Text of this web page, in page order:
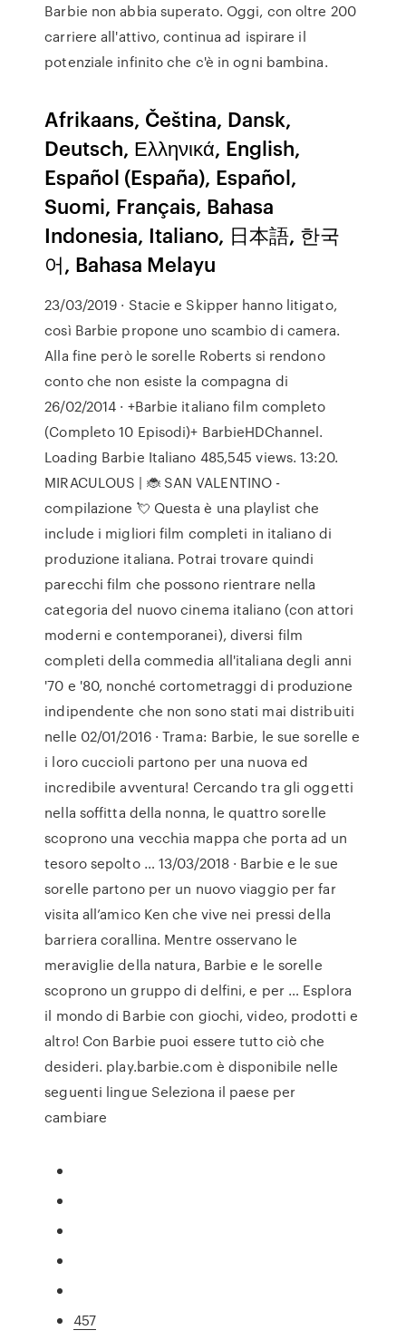
Barbie non abbia superato. Oggi, con oltre 200
carriere all'attivo, continua ad ispirare il
potenziale infinito che c'è in ogni bambina.
Afrikaans, Čeština, Dansk,
Deutsch, Ελληνικά, English,
Español (España), Español,
Suomi, Français, Bahasa
Indonesia, Italiano, 日本語, 한국
어, Bahasa Melayu
23/03/2019 · Stacie e Skipper hanno litigato,
così Barbie propone uno scambio di camera.
Alla fine però le sorelle Roberts si rendono
conto che non esiste la compagna di
26/02/2014 · +Barbie italiano film completo
(Completo 10 Episodi)+ BarbieHDChannel.
Loading Barbie Italiano 485,545 views. 13:20.
MIRACULOUS | 🐞 SAN VALENTINO -
compilazione 💘 Questa è una playlist che
include i migliori film completi in italiano di
produzione italiana. Potrai trovare quindi
parecchi film che possono rientrare nella
categoria del nuovo cinema italiano (con attori
moderni e contemporanei), diversi film
completi della commedia all'italiana degli anni
'70 e '80, nonché cortometraggi di produzione
indipendente che non sono stati mai distribuiti
nelle 02/01/2016 · Trama: Barbie, le sue sorelle e
i loro cuccioli partono per una nuova ed
incredibile avventura! Cercando tra gli oggetti
nella soffitta della nonna, le quattro sorelle
scoprono una vecchia mappa che porta ad un
tesoro sepolto … 13/03/2018 · Barbie e le sue
sorelle partono per un nuovo viaggio per far
visita all’amico Ken che vive nei pressi della
barriera corallina. Mentre osservano le
meraviglie della natura, Barbie e le sorelle
scoprono un gruppo di delfini, e per … Esplora
il mondo di Barbie con giochi, video, prodotti e
altro! Con Barbie puoi essere tutto ciò che
desideri. play.barbie.com è disponibile nelle
seguenti lingue Seleziona il paese per
cambiare
457